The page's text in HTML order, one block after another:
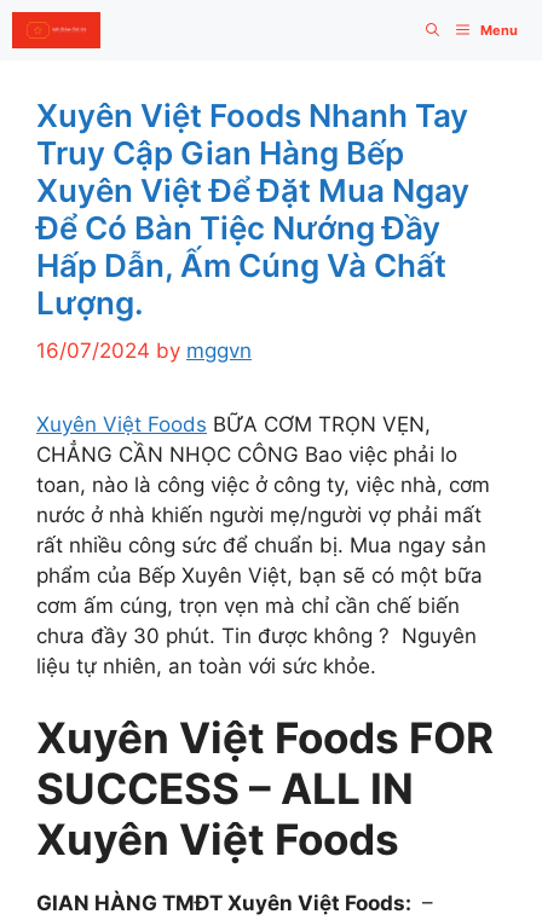
Skip
to
Menu
Xuyên Việt Foods Nhanh Tay
Truy Cập Gian Hàng Bếp
Xuyên Việt Để Đặt Mua Ngay
Để Có Bàn Tiệc Nướng Đầy
Hấp Dẫn, Ấm Cúng Và Chất
Lượng.
16/07/2024 by mggvn
Xuyên Việt Foods BỮA CƠM TRỌN VẸN,
CHẲNG CẦN NHỌC CÔNG Bao việc phải lo
toan, nào là công việc ở công ty, việc nhà, cơm
nước ở nhà khiến người mẹ/người vợ phải mất
rất nhiều công sức để chuẩn bị. Mua ngay sản
phẩm của Bếp Xuyên Việt, bạn sẽ có một bữa
cơm ấm cúng, trọn vẹn mà chỉ cần chế biến
chưa đầy 30 phút. Tin được không ? Nguyên
liệu tự nhiên, an toàn với sức khỏe.
Xuyên Việt Foods FOR
SUCCESS – ALL IN
Xuyên Việt Foods
GIAN HÀNG TMĐT Xuyên Việt Foods: –